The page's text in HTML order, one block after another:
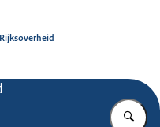
Rijksoverheid